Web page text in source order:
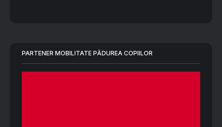
PARTENER MOBILITATE PĂDUREA COPIILOR